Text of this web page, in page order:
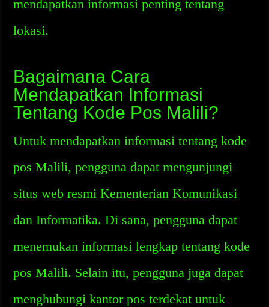
mendapatkan informasi penting tentang
lokasi.
Bagaimana Cara
Mendapatkan Informasi
Tentang Kode Pos Malili?
Untuk mendapatkan informasi tentang kode
pos Malili, pengguna dapat mengunjungi
situs web resmi Kementerian Komunikasi
dan Informatika. Di sana, pengguna dapat
menemukan informasi lengkap tentang kode
pos Malili. Selain itu, pengguna juga dapat
menghubungi kantor pos terdekat untuk